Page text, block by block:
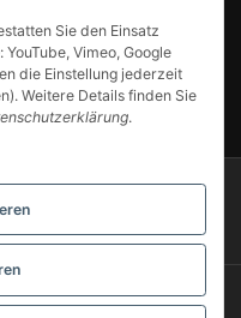
Sie den Einsatz
Vimeo, Google
die Einstellung jederzeit
Weitere Details finden Sie
.
14043250
Shop
Lieferzeiten für andere Länder